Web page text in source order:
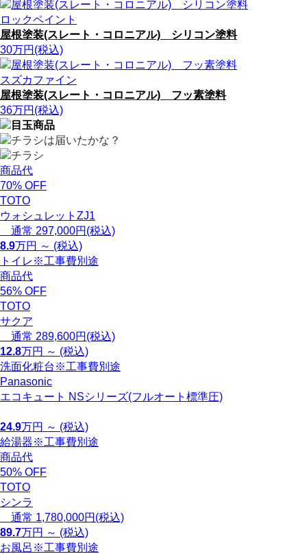
ロックペイント
屋根塗装(スレート・コロニアル) シリコン塗料
30万円 (税込)
スズカファイン
屋根塗装(スレート・コロニアル) フッ素塗料
36万円 (税込)
商品代
70% OFF
TOTO
ウォシュレットZJ1
通常 297,000円(税込)
8.9万円 ～ (税込)
トイレ ※工事費別途
商品代
56% OFF
TOTO
サクア
通常 289,600円(税込)
12.8万円 ～ (税込)
洗面化粧台 ※工事費別途
Panasonic
エコキュート NSシリーズ(フルオート標準圧)
24.9万円 ～ (税込)
給湯器※工事費別途
商品代
50% OFF
TOTO
シンラ
通常 1,780,000円(税込)
89.7万円 ～ (税込)
お風呂 ※工事費別途